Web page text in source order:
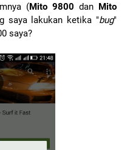
(Mito 9800 dan
Mito
saya lakukan ketika "bug"
saya?